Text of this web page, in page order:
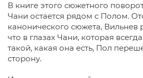
В книге этого сюжетного
Чани остается рядом с Полом.
канонического сюжета, Вильнев
что в глазах Чани, которая
такой, какая она есть, Пол
сторону.